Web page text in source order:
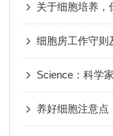
关于细胞培养，
细胞房工作守则
Science：科学
养好细胞注意点